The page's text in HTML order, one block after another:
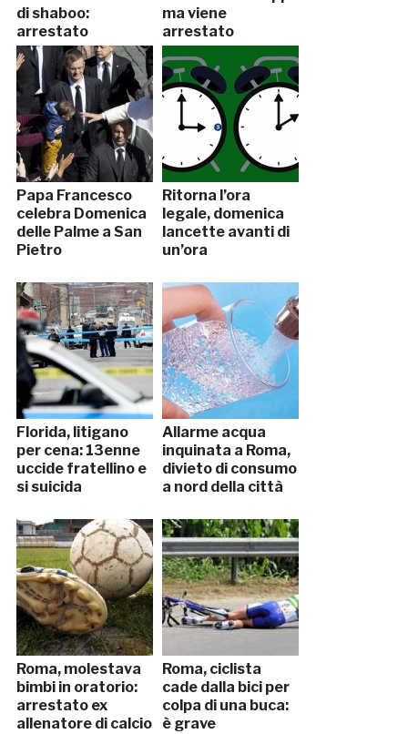
di shaboo:
arrestato
ma viene
arrestato
Papa Francesco
celebra Domenica
delle Palme a San
Pietro
Ritorna l’ora
legale, domenica
lancette avanti di
un’ora
Florida, litigano
per cena: 13enne
uccide fratellino e
si suicida
Allarme acqua
inquinata a Roma,
divieto di consumo
a nord della città
Roma, molestava
bimbi in oratorio:
arrestato ex
allenatore di calcio
Roma, ciclista
cade dalla bici per
colpa di una buca:
è grave